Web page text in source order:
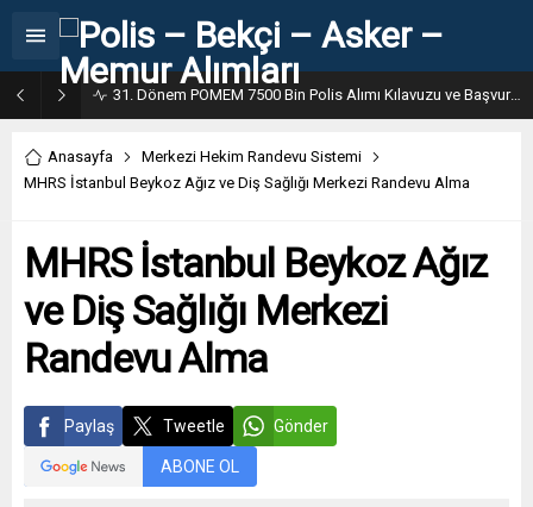
31. Dönem POMEM 7500 Bin Polis Alımı Kılavuzu ve Başvuru Ekranı
Anasayfa
Merkezi Hekim Randevu Sistemi
MHRS İstanbul Beykoz Ağız ve Diş Sağlığı Merkezi Randevu Alma
MHRS İstanbul Beykoz Ağız
ve Diş Sağlığı Merkezi
Randevu Alma
Paylaş Tweetle Gönder
ABONE OL